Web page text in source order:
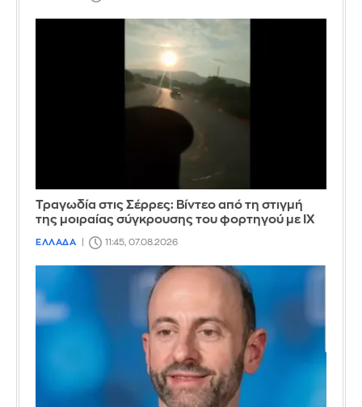
Τραγωδία στις Σέρρες: Βίντεο από τη στιγμή
της μοιραίας σύγκρουσης του φορτηγού με ΙΧ
ΕΛΛΑΔΑ 11:45, 07.08.2026